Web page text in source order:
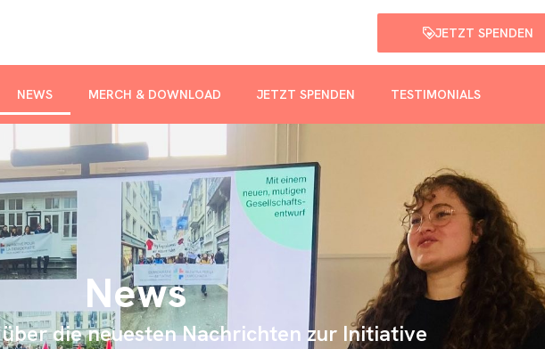
JETZT SPENDEN
NEWS MERCH & DOWNLOAD JETZT SPENDEN TESTIMONIALS
News
die neuesten Nachrichten zur Initiative